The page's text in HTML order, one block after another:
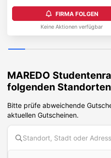
FIRMA FOLGEN
Keine Aktionen verfügbar
MAREDO
folgenden
Bitte prüfe abweichende
aktuellen Gutscheinen.